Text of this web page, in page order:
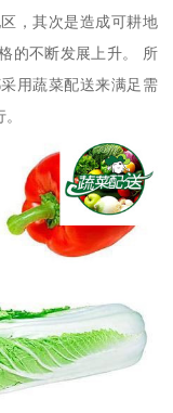
，其次是造成可耕地
的不断发展上升。 所
用蔬菜配送来满足需